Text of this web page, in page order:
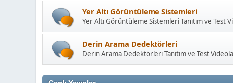
Yer Altı Görüntüleme Sistemleri
Yer Altı Görüntüleme Sistemleri Tanıtım ve Test
Derin Arama Dedektörleri
Derin Arama Dedektörleri Tanıtım ve Test